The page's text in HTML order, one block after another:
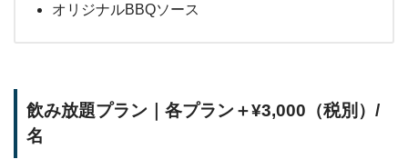
オリジナルBBQソース
飲み放題プラン｜各プラン＋¥3,000（税別）/
名